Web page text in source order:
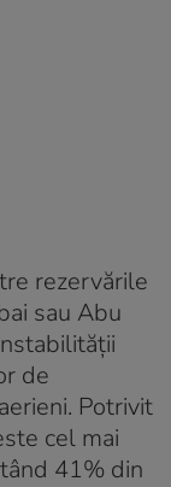
rezervările
sau Abu
de
Potrivit
cel mai
41% din